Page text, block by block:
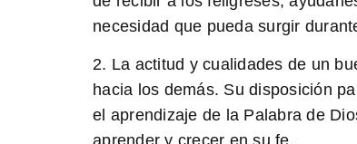
necesidad que pueda surgir
2. La actitud y cualidades de un
hacia los demás. Su disposición
el aprendizaje de la Palabra de